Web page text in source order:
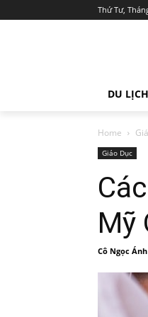
Thứ Tư,
DU LỊCH
Home
Giáo Dục
Mỹ
Cô Ngọc Ánh